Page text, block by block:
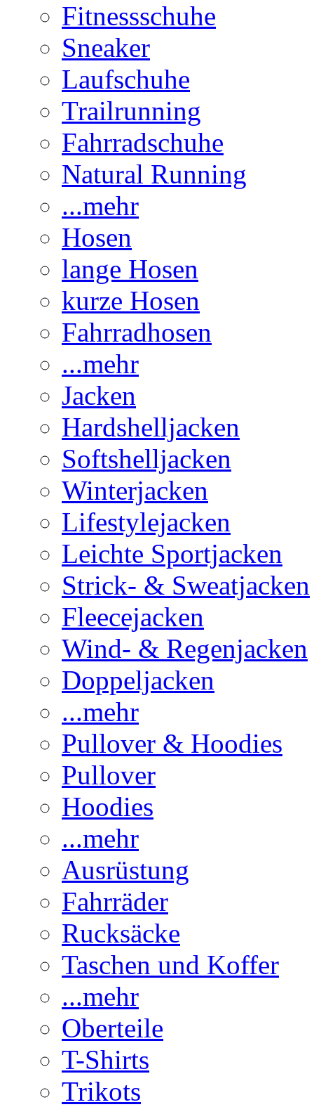
Fitnessschuhe
Sneaker
Laufschuhe
Trailrunning
Fahrradschuhe
Natural Running
...mehr
Hosen
lange Hosen
kurze Hosen
Fahrradhosen
...mehr
Jacken
Hardshelljacken
Softshelljacken
Winterjacken
Lifestylejacken
Leichte Sportjacken
Strick- & Sweatjacken
Fleecejacken
Wind- & Regenjacken
Doppeljacken
...mehr
Pullover & Hoodies
Pullover
Hoodies
...mehr
Ausrüstung
Fahrräder
Rucksäcke
Taschen und Koffer
...mehr
Oberteile
T-Shirts
Trikots